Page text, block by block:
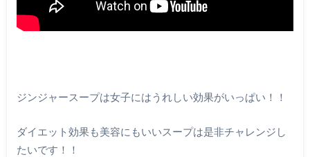
ジンジャースープは女子にはうれしい効果がいっぱい！！
ダイエット効果も美容にもいいスープは是非チャレンジし
たいです！！